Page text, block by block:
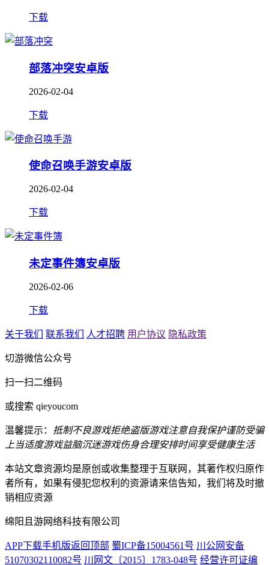
下载
部落冲突安卓版
2026-02-04
下载
使命召唤手游安卓版
2026-02-04
下载
未定事件簿安卓版
2026-02-06
下载
关于我们 联系我们 人才招聘 用户协议 隐私政策
切游微信公众号
扫一扫二维码
或搜索 qieyoucom
温馨提示： 抵制不良游戏拒绝盗版游戏注意自我保护谨防受骗
上当适度游戏益脑沉迷游戏伤身合理安排时间享受健康生活
本站文章资源均是原创或收集整理于互联网，其著作权归原作
者所有，如果有侵犯您权利的资源请来信告知，我们将及时撤
销相应资源
绵阳且游网络科技有限公司
APP下载手机版返回顶部 蜀ICP备15004561号 川公网安备
51070302110082号 川网文〔2015〕1783-048号 经营许可证编